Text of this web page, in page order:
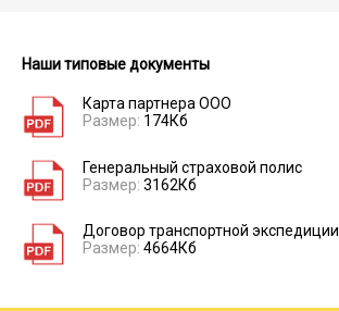
Наши типовые документы
Карта партнера ООО
Размер: 174Кб
Генеральный страховой полис
Размер: 3162Кб
Договор транспортной экспедиции
Размер: 4664Кб